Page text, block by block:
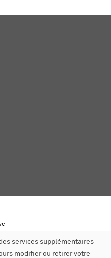
services supplémentaires
modifier ou retirer votre